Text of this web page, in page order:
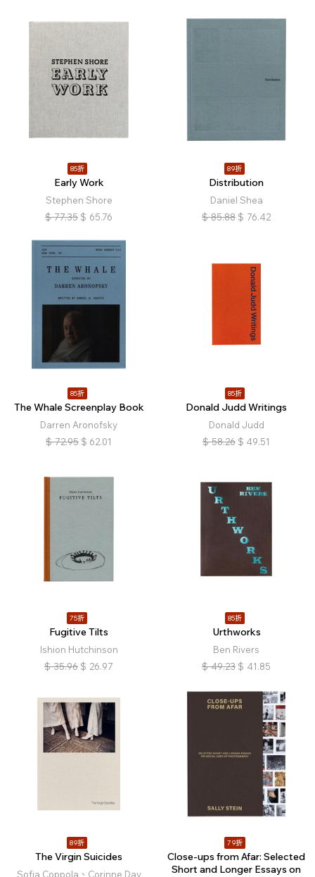
85折
Early Work
Stephen Shore
$ 77.35 $ 65.76
89折
Distribution
Daniel Shea
$ 85.88 $ 76.42
85折
The Whale Screenplay Book
Darren Aronofsky
$ 72.95 $ 62.01
85折
Donald Judd Writings
Donald Judd
$ 58.26 $ 49.51
75折
Fugitive Tilts
Ishion Hutchinson
$ 35.96 $ 26.97
85折
Urthworks
Ben Rivers
$ 49.23 $ 41.85
89折
The Virgin Suicides
Sofia Coppola、Corinne Day
79折
Close-ups from Afar: Selected
Short and Longer Essays on